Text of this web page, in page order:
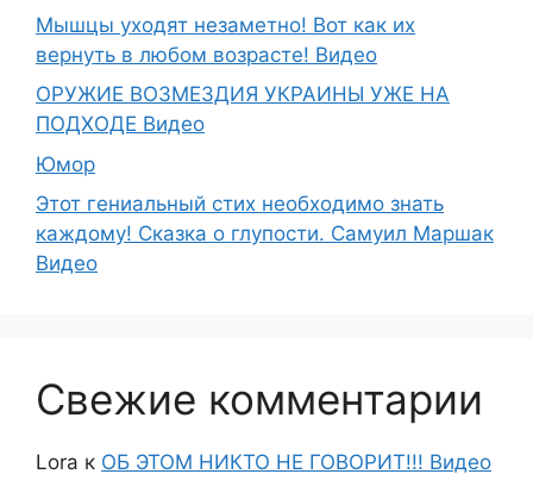
Мышцы уходят незаметно! Вот как их
вернуть в любом возрасте! Видео
ОРУЖИЕ ВОЗМЕЗДИЯ УКРАИНЫ УЖЕ НА
ПОДХОДЕ Видео
Юмор
Этот гениальный стих необходимо знать
каждому! Сказка о глупости. Самуил Маршак
Видео
Свежие комментарии
Lora к ОБ ЭТОМ НИКТО НЕ ГОВОРИТ!!! Видео